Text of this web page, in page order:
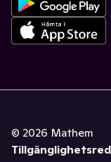
© 2026 Mathem